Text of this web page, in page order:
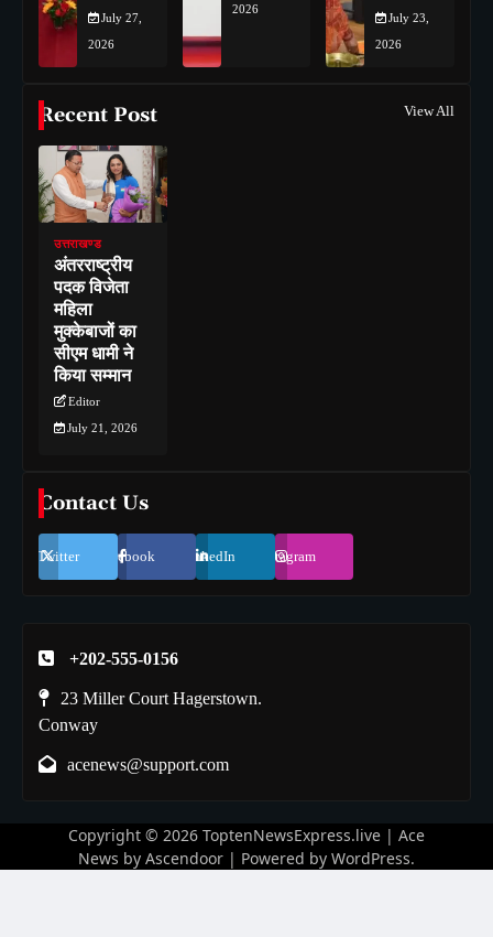
July 27,
2026
2026
July 23,
2026
Recent Post View All
उत्तराखण्ड
अंतरराष्ट्रीय
पदक विजेता
महिला
मुक्केबाजों का
सीएम धामी ने
किया सम्मान
Editor
July 21, 2026
Contact Us
Twitter Facebook LinkedIn Instagram
+202-555-0156
23 Miller Court Hagerstown.
Conway
acenews@support.com
Copyright © 2026 ToptenNewsExpress.live | Ace
News by Ascendoor | Powered by WordPress.